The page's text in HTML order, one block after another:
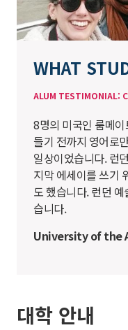
WHAT
ALUM TESTIMONIAL:
8명의 미국인 룸메
들기 전까지 영어로
일상이었습니다. 런
지막 에세이를 쓰기
도 했습니다. 런던
습니다.
University of the
대학 안내